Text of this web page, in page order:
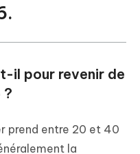
il pour revenir de
?
prend entre 20 et 40
la